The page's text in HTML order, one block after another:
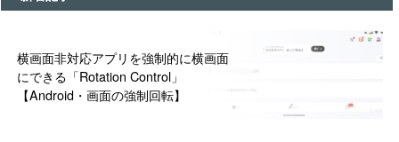
横画面非対応アプリを強制的に横画面
にできる「Rotation Control」
【Android・画面の強制回転】